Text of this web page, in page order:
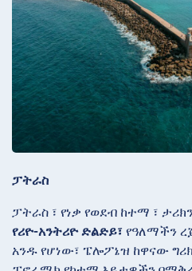
ፓትራስ
ፓትራስ ፣ የነቃ የወደብ ከተማ ፣
የሪዮ-አንትሪዮ ድልድይ፣ የዓለማችን
አንዱ የሆነው፣ ፔሎፖኔዝ ከዋናው